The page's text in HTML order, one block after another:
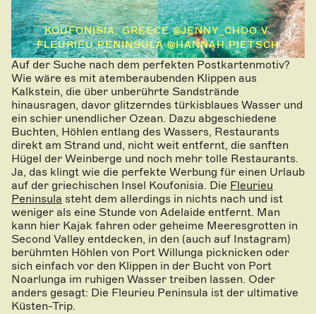
KOUFONISIA, GREECE @JENNY_CHOO V.
FLEURIEU PENINSULA @HANNAH.PIETSCH
Auf der Suche nach dem perfekten Postkartenmotiv?
Wie wäre es mit atemberaubenden Klippen aus
Kalkstein, die über unberührte Sandstrände
hinausragen, davor glitzerndes türkisblaues Wasser und
ein schier unendlicher Ozean. Dazu abgeschiedene
Buchten, Höhlen entlang des Wassers, Restaurants
direkt am Strand und, nicht weit entfernt, die sanften
Hügel der Weinberge und noch mehr tolle Restaurants.
Ja, das klingt wie die perfekte Werbung für einen Urlaub
auf der griechischen Insel Koufonisia. Die Fleurieu
Peninsula steht dem allerdings in nichts nach und ist
weniger als eine Stunde von Adelaide entfernt. Man
kann hier Kajak fahren oder geheime Meeresgrotten in
Second Valley entdecken, in den (auch auf Instagram)
berühmten Höhlen von Port Willunga picknicken oder
sich einfach vor den Klippen in der Bucht von Port
Noarlunga im ruhigen Wasser treiben lassen. Oder
anders gesagt: Die Fleurieu Peninsula ist der ultimative
Küsten-Trip.